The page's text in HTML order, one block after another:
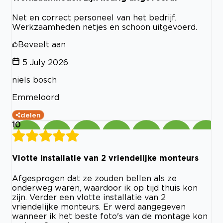
Net en correct personeel van het bedrijf.
Werkzaamheden netjes en schoon uitgevoerd.
Beveelt aan
5 July 2026
niels bosch
Emmeloord
delen
10
Vlotte installatie van 2 vriendelijke monteurs
Afgesprogen dat ze zouden bellen als ze
onderweg waren, waardoor ik op tijd thuis kon
zijn. Verder een vlotte installatie van 2
vriendelijke monteurs. Er werd aangegeven
wanneer ik het beste foto's van de montage kon